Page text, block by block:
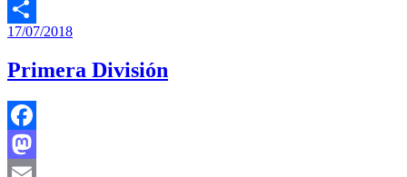
Tumblr
Compartir
17/07/2018
Primera División
Facebook
Mastodon